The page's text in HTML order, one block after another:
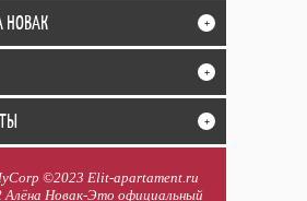
НОВАК +
+
+
©2023 Elit-apartament.ru
Алёна Новак-Это официальный